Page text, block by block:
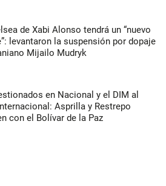
de Xabi Alonso tendrá un “nuevo
levantaron la suspensión por dopaje
Mijailo Mudryk
en Nacional y el DIM al
Asprilla y Restrepo
con el Bolívar de la Paz